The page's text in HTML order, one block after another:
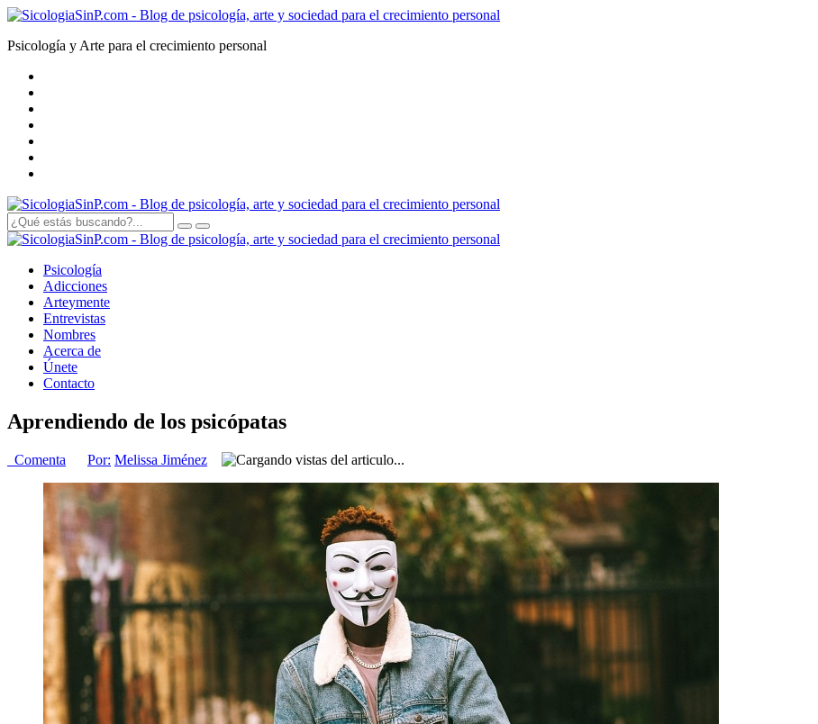
Psicología y Arte para el crecimiento personal
Psicología
Adicciones
Arteymente
Entrevistas
Nombres
Acerca de
Únete
Contacto
Aprendiendo de los psicópatas
Comenta Por: Melissa Jiménez